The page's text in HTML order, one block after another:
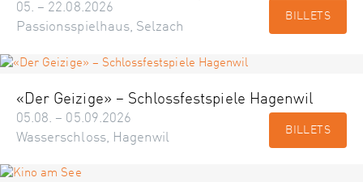
05. – 22.08.2026
Passionsspielhaus, Selzach
BILLETS
«Der Geizige» – Schlossfestspiele Hagenwil
05.08. – 05.09.2026
Wasserschloss, Hagenwil
BILLETS